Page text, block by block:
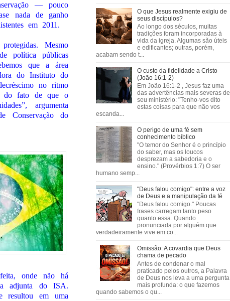
— pouco
nada de ganho
em 2011.
Mesmo
política públicas
que a área
do Instituto do
no ritmo
do fato de que o
argumenta
Conservação do
onde não há
adjunta do ISA.
resultou em uma
O que Jesus realmente exigiu de
seus discípulos?
Ao longo dos séculos, muitas
tradições foram incorporadas à
vida da igreja. Algumas são úteis
e edificantes; outras, porém,
acabam sendo t...
O custo da fidelidade a Cristo
(João 16:1-2)
Em João 16:1-2 , Jesus faz uma
das advertências mais severas de
seu ministério: "Tenho-vos dito
estas coisas para que não vos
escanda...
O perigo de uma fé sem
conhecimento bíblico
"O temor do Senhor é o princípio
do saber, mas os loucos
desprezam a sabedoria e o
ensino." (Provérbios 1:7) O ser
humano semp...
"Deus falou comigo": entre a voz
de Deus e a manipulação da fé
"Deus falou comigo." Poucas
frases carregam tanto peso
quanto essa. Quando
pronunciada por alguém que
verdadeiramente vive em co...
Omissão: A covardia que Deus
chama de pecado
Antes de condenar o mal
praticado pelos outros, a Palavra
de Deus nos leva a uma pergunta
mais profunda: o que fazemos
quando sabemos o qu...